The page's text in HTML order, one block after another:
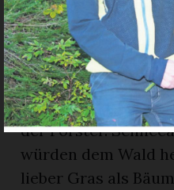
sich eben alle an
«Wenn das Wild im
aufgescheucht
zusätzliche Energie
Darunter leiden
der Förster.
würden dem Wald
lieber Gras als